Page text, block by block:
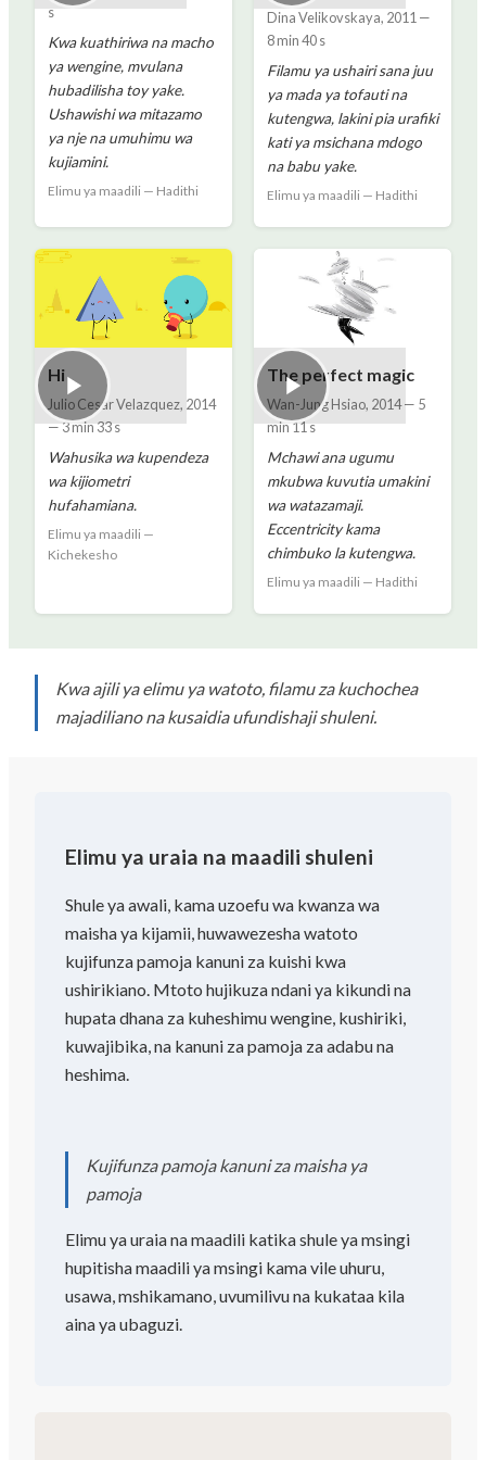
s
Kwa kuathiriwa na macho
ya wengine, mvulana
hubadilisha toy yake.
Ushawishi wa mitazamo
ya nje na umuhimu wa
kujiamini.
Elimu ya maadili — Hadithi
Dina Velikovskaya, 2011 —
8 min 40 s
Filamu ya ushairi sana juu
ya mada ya tofauti na
kutengwa, lakini pia urafiki
kati ya msichana mdogo
na babu yake.
Elimu ya maadili — Hadithi
Hi
Julio Cesar Velazquez, 2014
—3 min 33 s
Wahusika wa kupendeza
wa kijiometri
hufahamiana.
Elimu ya maadili —
Kichekesho
The perfect magic
Wan-Jung Hsiao, 2014— 5
min 11 s
Mchawi ana ugumu
mkubwa kuvutia umakini
wa watazamaji.
Eccentricity kama
chimbuko la kutengwa.
Elimu ya maadili — Hadithi
Kwa ajili ya elimu ya watoto, filamu za kuchochea
majadiliano na kusaidia ufundishaji shuleni.
Elimu ya uraia na maadili shuleni
Shule ya awali, kama uzoefu wa kwanza wa
maisha ya kijamii, huwawezesha watoto
kujifunza pamoja kanuni za kuishi kwa
ushirikiano. Mtoto hujikuza ndani ya kikundi na
hupata dhana za kuheshimu wengine, kushiriki,
kuwajibika, na kanuni za pamoja za adabu na
heshima.
Kujifunza pamoja kanuni za maisha ya
pamoja
Elimu ya uraia na maadili katika shule ya msingi
hupitisha maadili ya msingi kama vile uhuru,
usawa, mshikamano, uvumilivu na kukataa kila
aina ya ubaguzi.